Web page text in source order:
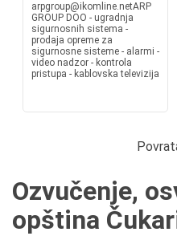
arpgroup@ikomline.netARP
GROUP DOO - ugradnja
sigurnosnih sistema -
prodaja opreme za
sigurnosne sisteme - alarmi -
video nadzor - kontrola
pristupa - kablovska televizija
Ozvučenje,
opština